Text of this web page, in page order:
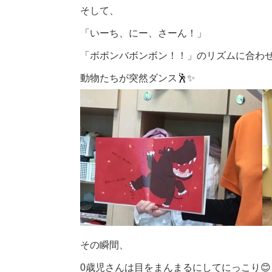
そして、
「いーち、にー、さーん！」
「ボボンバボンボン！！」のリズムに合わ
動物たちが突然ダンス🕺✨
その瞬間、
0歳児さんは目をまんまるにしてにっこり😊